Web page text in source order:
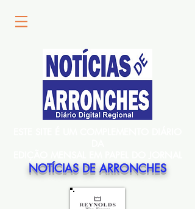
NOTÍCIAS DE ARRONCHES